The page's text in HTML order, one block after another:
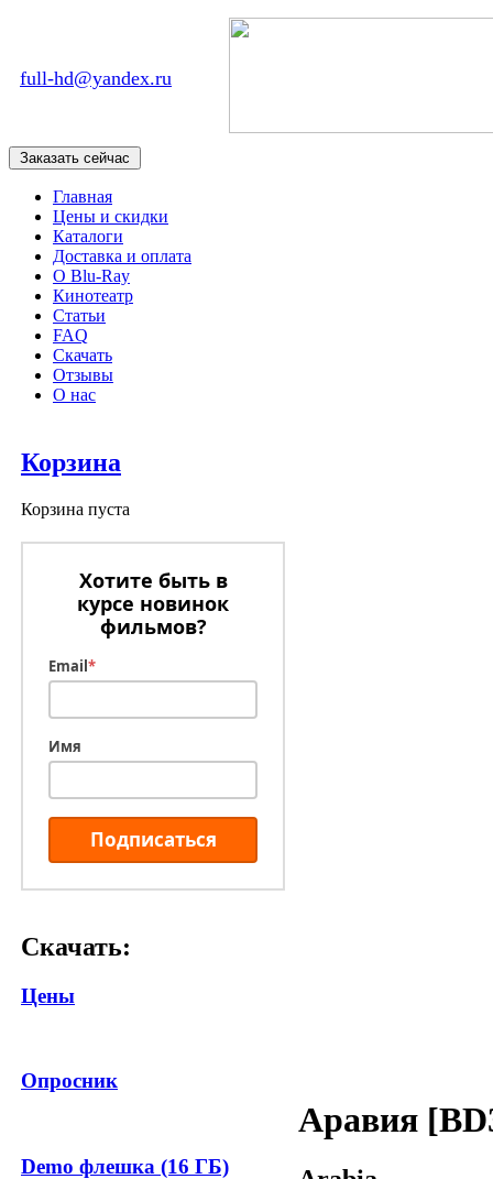
full-hd@yandex.ru
Главная
Цены и скидки
Каталоги
Доставка и оплата
О Blu-Ray
Кинотеатр
Статьи
FAQ
Скачать
Отзывы
О нас
Корзина
Корзина пуста
Хотите быть в
курсе новинок
фильмов?
Email*
Имя
Подписаться
Скачать:
Цены
Опросник
Demo флешка (16 ГБ)
Аравия